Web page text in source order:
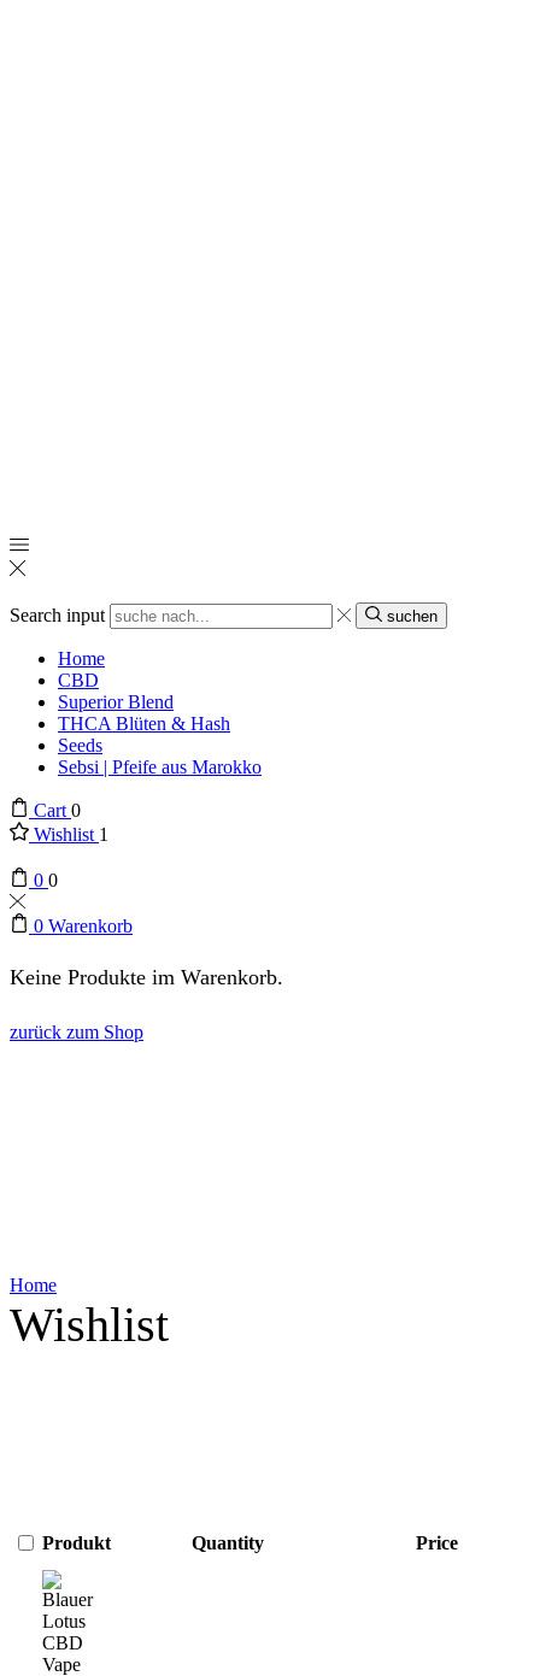
Search input suchen
Home
CBD
Superior Blend
THCA Blüten & Hash
Seeds
Sebsi | Pfeife aus Marokko
Cart 0
Wishlist 1
0 0
0 Warenkorb
Keine Produkte im Warenkorb.
zurück zum Shop
Home
Wishlist
Produkt Quantity Price